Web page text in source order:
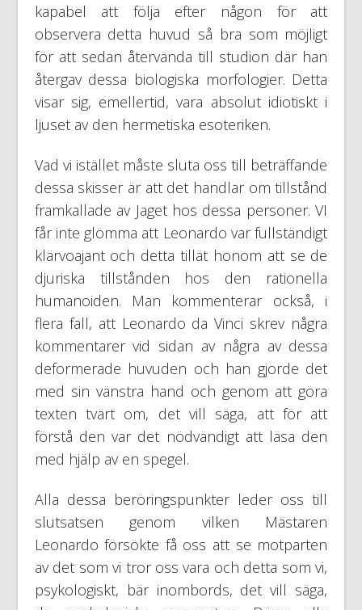
kapabel att följa efter någon för att
observera detta huvud så bra som möjligt
för att sedan återvända till studion där han
återgav dessa biologiska morfologier. Detta
visar sig, emellertid, vara absolut idiotiskt i
ljuset av den hermetiska esoteriken.
Vad vi istället måste sluta oss till beträffande
dessa skisser är att det handlar om tillstånd
framkallade av Jaget hos dessa personer. VI
får inte glömma att Leonardo var fullständigt
klärvoajant och detta tillät honom att se de
djuriska tillstånden hos den rationella
humanoiden. Man kommenterar också, i
flera fall, att Leonardo da Vinci skrev några
kommentarer vid sidan av några av dessa
deformerade huvuden och han gjorde det
med sin vänstra hand och genom att göra
texten tvärt om, det vill säga, att för att
förstå den var det nödvändigt att läsa den
med hjälp av en spegel.
Alla dessa beröringspunkter leder oss till
slutsatsen genom vilken Mästaren
Leonardo försökte få oss att se motparten
av det som vi tror oss vara och detta som vi,
psykologiskt, bär inombords, det vill säga,